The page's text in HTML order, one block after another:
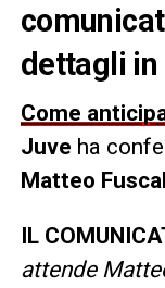
dettagli
Come
Juve ha
Matteo
IL
attende